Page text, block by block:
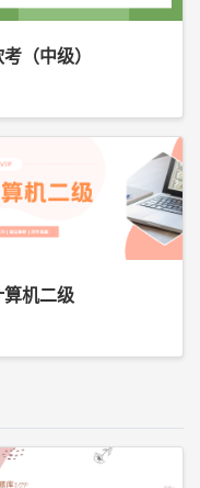
（中级）
算机二级